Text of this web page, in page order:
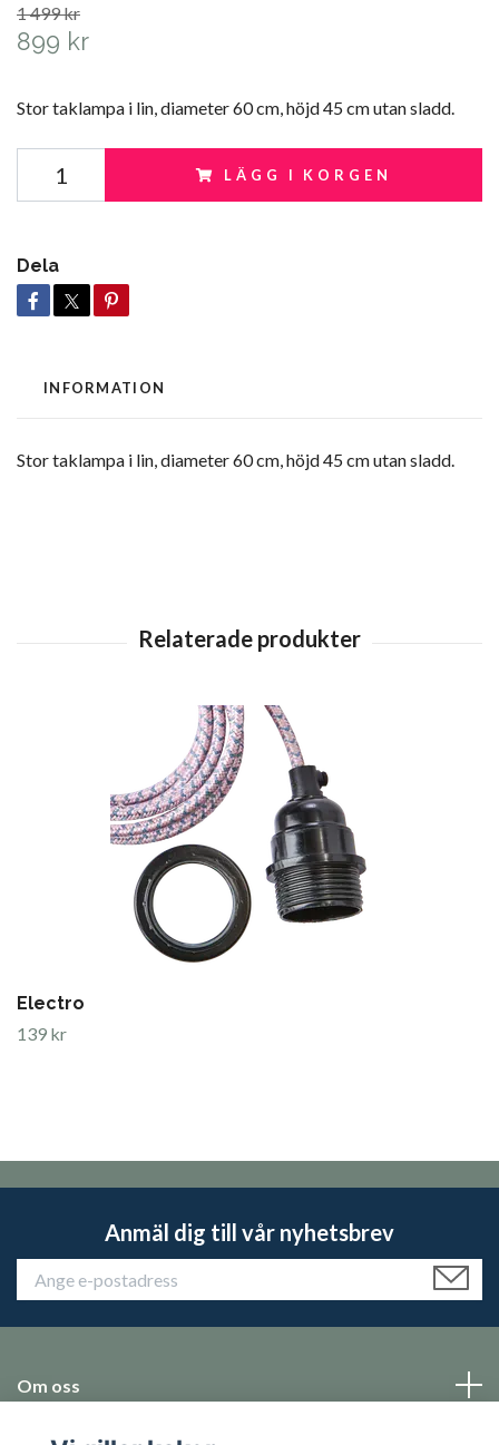
1 499 kr
899 kr
Stor taklampa i lin, diameter 60 cm, höjd 45 cm utan sladd.
LÄGG I KORGEN
Dela
INFORMATION
Stor taklampa i lin, diameter 60 cm, höjd 45 cm utan sladd.
Electro
139 kr
Anmäl dig till vår nyhetsbrev
Om oss